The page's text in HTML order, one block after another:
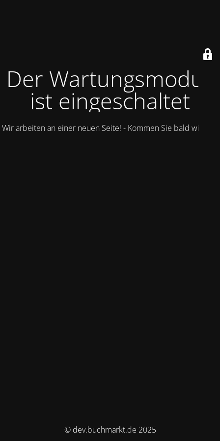
Der Wartungsmodus
ist eingeschaltet
Wir arbeiten an einer neuen Seite! - Kommen Sie bald wieder.
© dev.buchmarkt.de 2025